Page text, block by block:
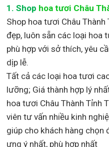
1.Shop hoa tươi Châu
Shop hoa tươi Châu Thành
đẹp, luôn sẵn các loại hoa
phù hợp với sở thích, yêu
dịp lễ.
Tất cả các loại hoa tươi
lưỡng; Giá thành hợp lý
hoa tươi Châu Thành Tỉnh
viên tư vấn nhiều kinh
giúp cho khách hàng chọn
ưng ý nhất, phù hợp nhất